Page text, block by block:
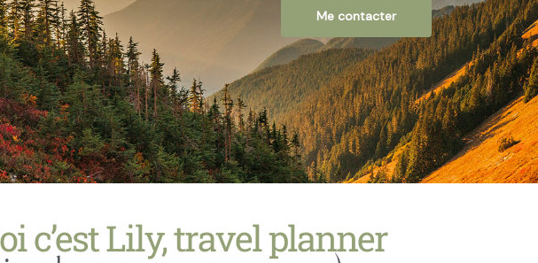
Me contacter
c’est Lily, travel planner